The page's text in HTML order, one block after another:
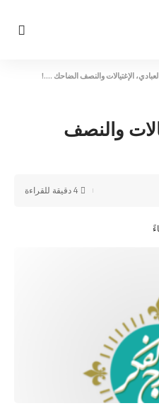
الإغتيالات والنصف الضاحك ….!
والنصف
4 دقيقة للقراءة